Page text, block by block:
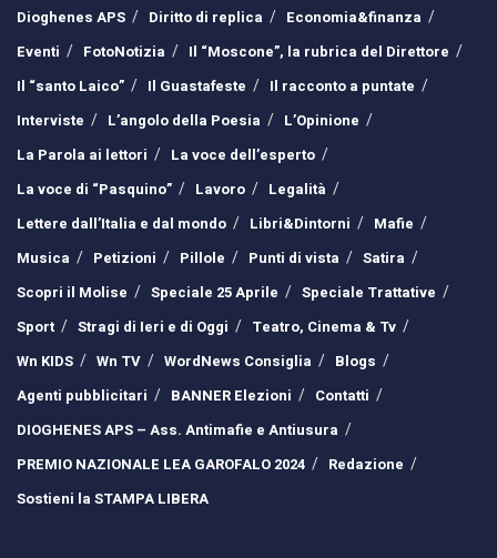
Dioghenes APS
Diritto di replica
Economia&finanza
Eventi
FotoNotizia
Il “Moscone”, la rubrica del Direttore
Il “santo Laico”
Il Guastafeste
Il racconto a puntate
Interviste
L’angolo della Poesia
L’Opinione
La Parola ai lettori
La voce dell’esperto
La voce di “Pasquino”
Lavoro
Legalità
Lettere dall’Italia e dal mondo
Libri&Dintorni
Mafie
Musica
Petizioni Pillole Punti di vista
Satira
Scopri il Molise
Speciale 25 Aprile
Speciale Trattative
Sport
Stragi di Ieri e di Oggi
Teatro, Cinema & Tv
Wn KIDS
Wn TV WordNews Consiglia
Blogs
Agenti pubblicitari
BANNER Elezioni
Contatti
DIOGHENES APS – Ass. Antimafie e Antiusura
PREMIO NAZIONALE LEA GAROFALO 2024
Redazione
Sostieni la STAMPA LIBERA